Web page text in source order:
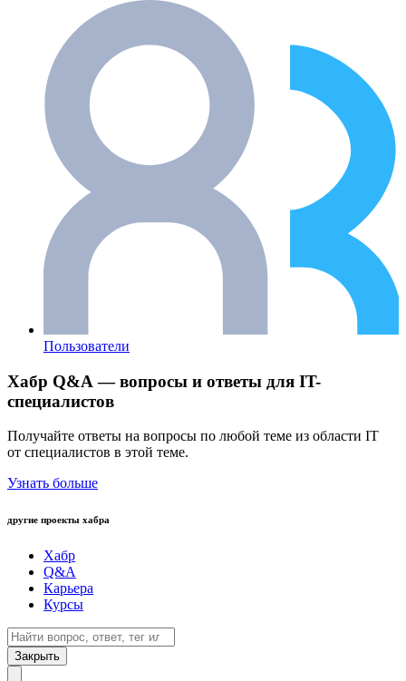
Пользователи
Хабр Q&A — вопросы и ответы для IT-
специалистов
Получайте ответы на вопросы по любой теме из области IT
от специалистов в этой теме.
Узнать больше
другие проекты хабра
Хабр
Q&A
Карьера
Курсы
Закрыть